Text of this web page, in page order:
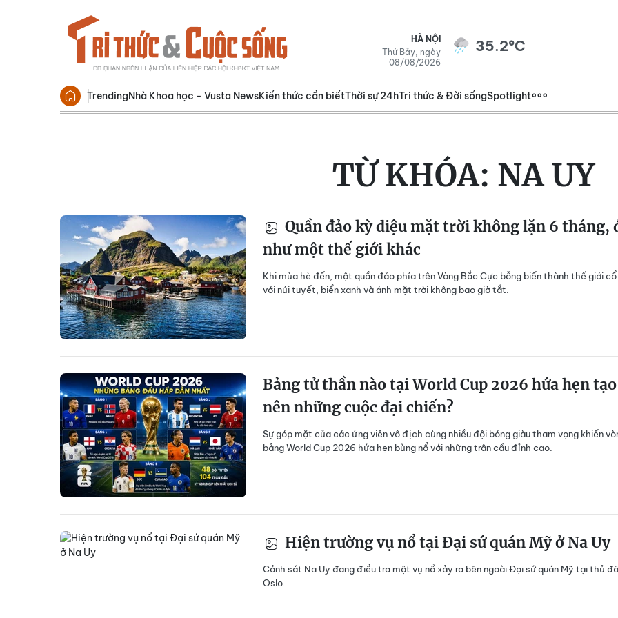
HÀ NỘI
Thứ Bảy, ngày
08/08/2026
35.2°C
TrendingNhà Khoa học - Vusta NewsKiến thức cần biếtThời sự 24hTri thức & Đời sốngSpotlight
TỪ KHÓA: NA UY
Quần đảo kỳ diệu mặt trời không lặn 6 tháng,
như một thế giới khác
Khi mùa hè đến, một quần đảo phía trên Vòng Bắc Cực bỗng biến thành thế giới
với núi tuyết, biển xanh và ánh mặt trời không bao giờ tắt.
Bảng tử thần nào tại World Cup 2026 hứa hẹn tạo
nên những cuộc đại chiến?
Sự góp mặt của các ứng viên vô địch cùng nhiều đội bóng giàu tham vọng khiến
bảng World Cup 2026 hứa hẹn bùng nổ với những trận cầu đỉnh cao.
Hiện trường vụ nổ tại Đại sứ quán Mỹ ở Na Uy
Cảnh sát Na Uy đang điều tra một vụ nổ xảy ra bên ngoài Đại sứ quán Mỹ tại thủ đô
Oslo.